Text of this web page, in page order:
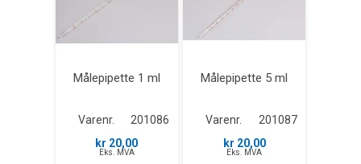
Målepipette 1 ml
Varenr.
201086
kr 20,00
Eks. MVA
Målepipette 5 ml
Varenr.
201087
kr 20,00
Eks. MVA